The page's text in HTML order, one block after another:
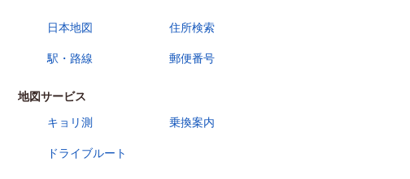
日本地図 住所検索
駅・路線 郵便番号
地図サービス
キョリ測
乗換案内
ドライブルート